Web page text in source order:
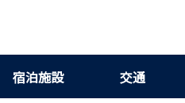
宿泊施設 交通